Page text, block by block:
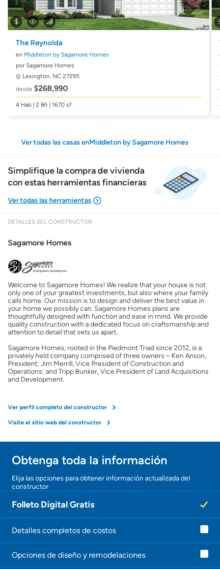
The Reynolda
en Middleton by Sagamore Homes
por Sagamore Homes
Lexington, NC 27295
desde $268,990
4 Hab | 2 Bñ | 1670 sf
Ver todas las casas enMiddleton by Sagamore Homes
Simplifique la compra de vivienda
con estas herramientas financieras
Obtener mi puntaje de crédito
Calcular mi hipoteca
Preparar mi casa para la venta
Obtener ofertas por mi casa
DETALLES DEL CONSTRUCTOR
Sagamore Homes
Welcome to Sagamore Homes! We realize that your house is not
only one of your greatest investments, but also where your family
calls home. Our mission is to design and deliver the best value in
your home we possibly can. Sagamore Homes plans are
thoughtfully designed with function and ease in mind. We provide
quality construction with a dedicated focus on craftsmanship and
attention to detail that sets us apart.
Sagamore Homes, rooted in the Piedmont Triad since 2012, is a
privately held company comprised of three owners – Ken Anson,
President; Jim Merrill, Vice President of Construction and
Operations; and Tripp Bunker, Vice President of Land Acquisitions
and Development.
Ver perfil completo del constructor
Visite el sitio web del constructor
Obtenga toda la información
Elija las opciones para obtener información actualizada del
constructor
Folleto Digital Gratis
Detalles completos de costos
Opciones de diseño y remodelaciones